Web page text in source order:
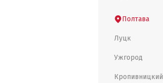
Полтава
Луцк
Ужгород
Кропивницкий